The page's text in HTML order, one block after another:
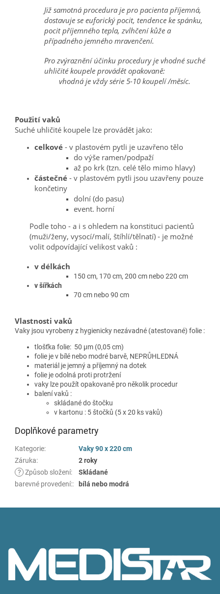
Již samotná procedura je pro pacienta příjemná,
dostavuje se euforický pocit, tendence ke spánku,
pocit příjemného tepla, zvlhčení kůže a
případného jemného mravenčení.
Pro zvýraznění účinku procedury je vhodné suché
uhličité koupele provádět opakovaně:
vhodná je vždy série 5-10 koupelí /měsíc.
Použití vaků
Suché uhličité koupele lze provádět jako:
celkové - v plastovém pytli je uzavřeno tělo
do výše ramen/podpaží
až po krk (tzn. celé tělo mimo hlavy)
částečné - v plastovém pytli jsou uzavřeny pouze
končetiny
dolní (do pasu)
event. horní
Podle toho - a i s ohledem na konstituci pacientů
(muži/ženy, vysocí/malí, štíhlí/tělnatí) - je možné
volit odpovídající velikost vaků :
v délkách
150 cm, 170 cm, 200 cm nebo 220 cm
v šířkách
70 cm nebo 90 cm
Vlastnosti vaků
Vaky jsou vyrobeny z hygienicky nezávadné (atestované) folie :
tlošťka folie: 50 μm (0,05 cm)
folie je v bílé nebo modré barvě, NEPRŮHLEDNÁ
materiál je jemný a příjemný na dotek
folie je odolná proti protržení
vaky lze použít opakovaně pro několik procedur
balení vaků :
skládané do štočku
v kartonu : 5 štočků (5 x 20 ks vaků)
Doplňkové parametry
Kategorie:
Vaky 90 x 220 cm
Záruka:
2 roky
? Způsob složení:
Skládané
barevné provedení:: bílá nebo modrá